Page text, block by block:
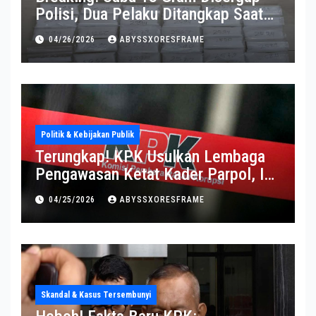
Polisi, Dua Pelaku Ditangkap Saat
Operasi Berlangsung Di Tempat
04/26/2026 ABYSSXORESFRAME
Politik & Kebijakan Publik
Terungkap! KPK Usulkan Lembaga
Pengawasan Ketat Kader Parpol, Ini
Alasannya
04/25/2026 ABYSSXORESFRAME
Skandal & Kasus Tersembunyi